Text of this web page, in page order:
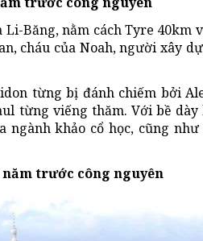
Li-Băng, nằm cách Tyre 40km
cháu của Noah, người xây
từng bị đánh chiếm bởi
từng viếng thăm. Với bề
ngành khảo cổ học, cũng
năm trước công nguyên